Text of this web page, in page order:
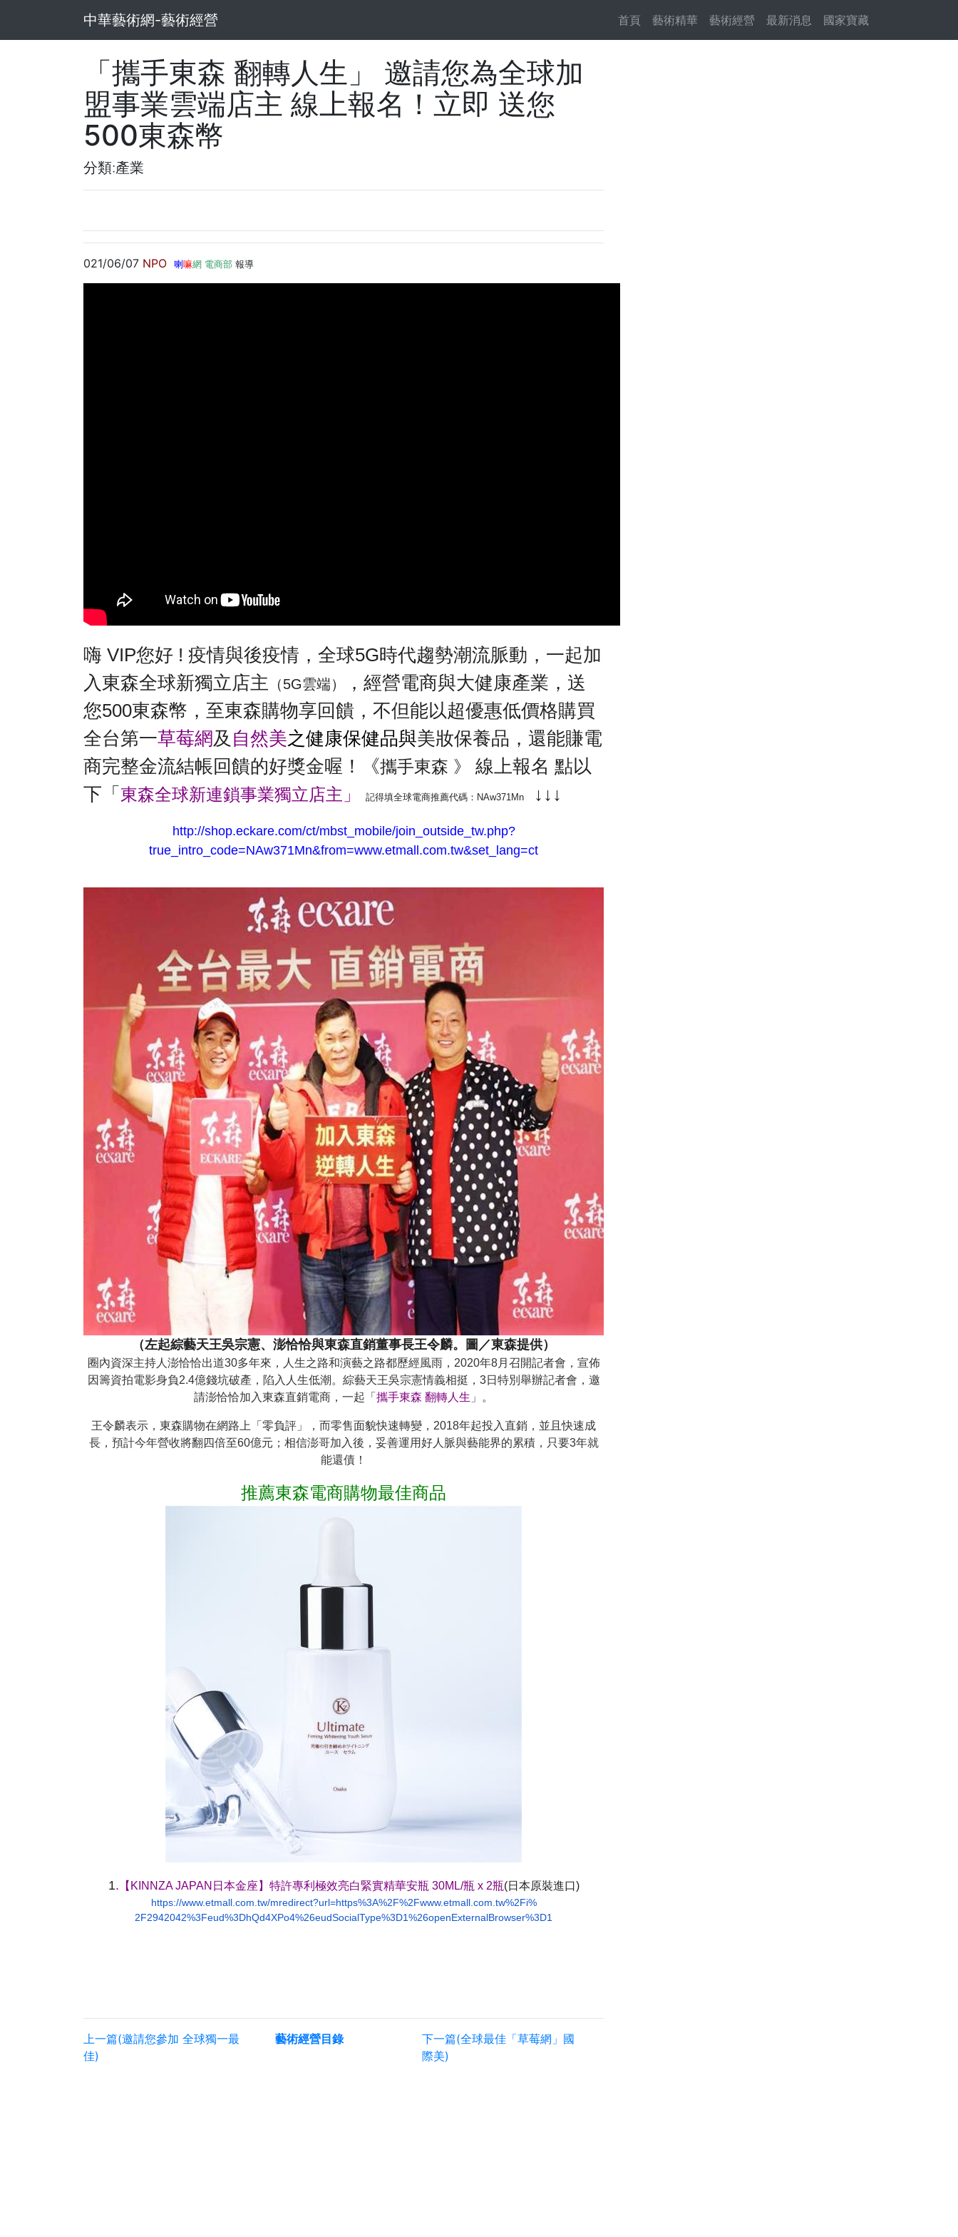
中華藝術網-藝術經營 首頁 (current)
藝術精華 藝術經營 最新消息 國家寶藏
「攜手東森 翻轉人生」 邀請您為全球加
盟事業雲端店主 線上報名！立即 送您
500東森幣
分類:產業
021/06/07 NPO 喇嘛網 電商部 報導
嗨 VIP您好 ! 疫情與後疫情，全球5G時代趨勢潮流脈動，一起加
入東森全球新獨立店主 （5G雲端） ，經營電商與大健康產業， 送
您500東森幣，至東森購物享回饋， 不但能以超優惠低價格購買
全台第一草莓網及 自然美之健康保健品與美妝保養品， 還能賺電
商完整金流結帳回饋的好獎金喔！《攜手東森 》 線上報名 點以
下「 東森全球新連鎖事業獨立店主」 記得填全球電商推薦代碼：NAw371Mn ↓↓↓
http://shop.eckare.com/ct/mbst_mobile/join_outside_tw.php?
true_intro_code=NAw371Mn&from=www.etmall.com.tw&set_lang=ct
（左起綜藝天王吳宗憲、澎恰恰與東森直銷董事長王令麟。圖／東森提供）
圈內資深主持人澎恰恰出道30多年來，人生之路和演藝之路都歷經風雨，2020年8月召開記者會，宣佈
因籌資拍電影身負2.4億錢坑破產，陷入人生低潮。綜藝天王吳宗憲情義相挺，3日特別舉辦記者會，邀
請澎恰恰加入東森直銷電商，一起「 攜手東森 翻轉人生 」。
王令麟表示，東森購物在網路上「零負評」，而零售面貌快速轉變，2018年起投入直銷，並且快速成
長，預計今年營收將翻四倍至60億元；相信澎哥加入後，妥善運用好人脈與藝能界的累積，只要3年就
能還債！
推薦東森電商購物最佳商品
1. 【KINNZA JAPAN日本金座】特許專利極效亮白緊實精華安瓶 30ML/瓶 x 2瓶(日本原裝進口)
https://www.etmall.com.tw/mredirect?url=https%3A%2F%2Fwww.etmall.com.tw%2Fi%
2F2942042%3Feud%3DhQd4XPo4%26eudSocialType%3D1%26openExternalBrowser%3D1
上一篇(邀請您參加 全球獨一最
佳)
藝術經營目錄
下一篇(全球最佳「草莓網」國
際美)